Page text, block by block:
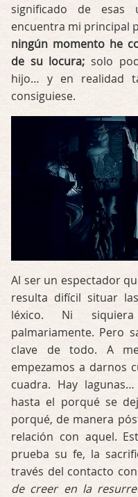
significado de esas
encuentra mi principal
ningún momento he
de su locura; solo
hijo… y en realidad
consiguiese.
Al ser un espectador
resulta difícil situar
léxico. Ni
palmariamente. Pero
clave de todo. A
empezamos a darnos
cuadra. Hay
hasta el porqué se
porqué, de manera
relación con aquel.
prueba su fe, la
través del contacto
de creer en la